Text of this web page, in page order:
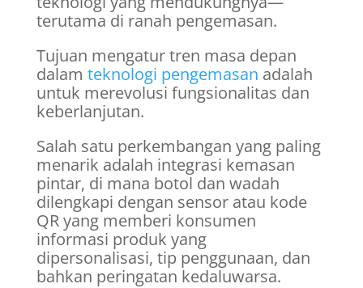
terutama di ranah pengemasan.
Tujuan mengatur tren masa depan
dalam teknologi pengemasan adalah
untuk merevolusi fungsionalitas dan
keberlanjutan.
Salah satu perkembangan yang paling
menarik adalah integrasi kemasan
pintar, di mana botol dan wadah
dilengkapi dengan sensor atau kode
QR yang memberi konsumen
informasi produk yang
dipersonalisasi, tip penggunaan, dan
bahkan peringatan kedaluwarsa.